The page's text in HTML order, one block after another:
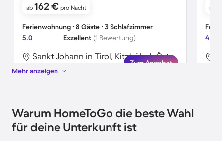
ab 162 € pro Nacht
Ferienwohnung ∙ 8 Gäste ∙ 3 Schlafzimmer
5.0
Exzellent (1 Bewertung)
Sankt Johann in Tirol, Kitzbühel, Österreich
Zum Angebot
ab
4.9
Mehr anzeigen
Warum HomeToGo die beste Wahl
für deine Unterkunft ist